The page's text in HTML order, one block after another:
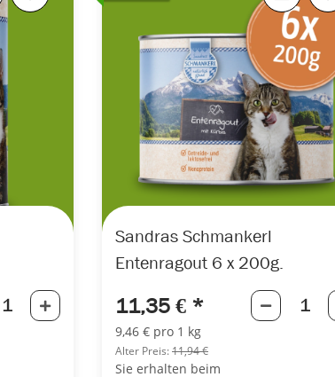
Sandras Schmankerl
Entenragout 6 x 200g.
11,35 € *
9,46 € pro 1 kg
Alter Preis:11,94 €
Sie erhalten beim